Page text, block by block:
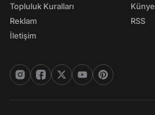
Topluluk Kuralları
Reklam
İletişim
Künye
RSS